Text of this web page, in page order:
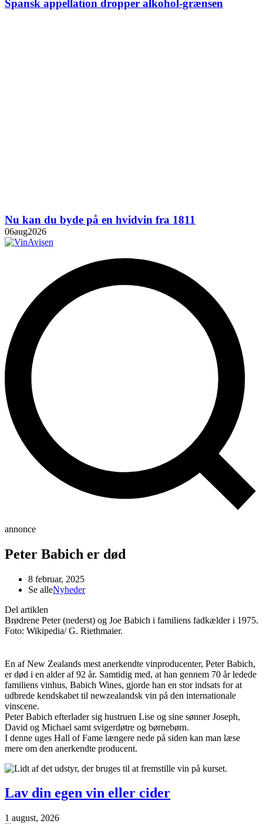
Spansk appellation dropper alkohol-grænsen
Nu kan du byde på en hvidvin fra 1811
06aug2026
annonce
Peter Babich er død
8 februar, 2025
Se alleNyheder
Del artiklen
Brødrene Peter (nederst) og Joe Babich i familiens fadkælder i 1975.
Foto: Wikipedia/ G. Riethmaier.
En af New Zealands mest anerkendte vinproducenter, Peter Babich,
er død i en alder af 92 år. Samtidig med, at han gennem 70 år ledede
familiens vinhus, Babich Wines, gjorde han en stor indsats for at
udbrede kendskabet til newzealandsk vin på den internationale
vinscene.
Peter Babich efterlader sig hustruen Lise og sine sønner Joseph,
David og Michael samt svigerdøtre og børnebørn.
I denne uges Hall of Fame længere nede på siden kan man læse
mere om den anerkendte producent.
Lav din egen vin eller cider
1 august, 2026